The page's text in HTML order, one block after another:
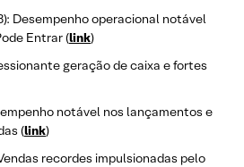
Desempenho operacional notável
Entrar (link)
geração de caixa e fortes
notável nos lançamentos e
(link)
recordes impulsionadas pelo